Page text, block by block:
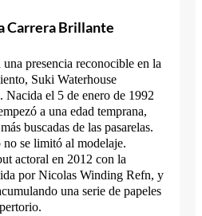
Carrera Brillante
presencia reconocible en la
Suki Waterhouse
Nacida el 5 de enero de 1992
a una edad temprana,
buscadas de las pasarelas.
se limitó al modelaje.
actoral en 2012 con la
por Nicolas Winding Refn, y
una serie de papeles